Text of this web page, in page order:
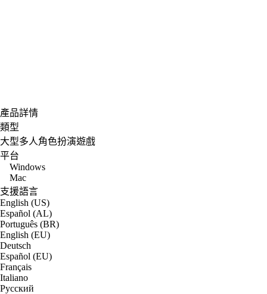
產品詳情
類型
大型多人角色扮演遊戲
平台
Windows
Mac
支援語言
English (US)
Español (AL)
Português (BR)
English (EU)
Deutsch
Español (EU)
Français
Italiano
Русский